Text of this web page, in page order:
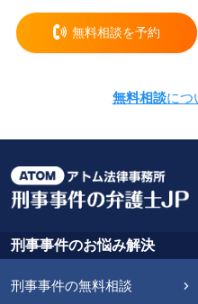
無料相談を予約
無料相談につ
刑事事件のお悩み解決
刑事事件の無料相談